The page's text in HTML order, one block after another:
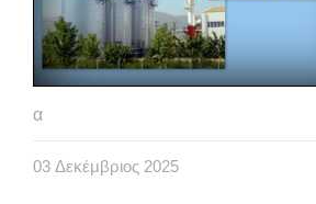
α
03 Δεκέμβριος 2025